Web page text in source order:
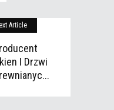
Article
I Drzwi